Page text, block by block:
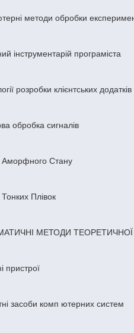
методи обробки
інструментарій програміста
розробки клієнтських додатків
обробка сигналів
Аморфного Стану
Плівок
МЕТОДИ
пристрої
засоби комп ютерних систем